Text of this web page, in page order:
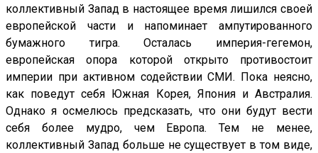
коллективный Запад в настоящее время лишился своей
европейской части и напоминает ампутированного
бумажного тигра. Осталась империя-гегемон,
европейская опора которой открыто противостоит
империи при активном содействии СМИ. Пока неясно,
как поведут себя Южная Корея, Япония и Австралия.
Однако я осмелюсь предсказать, что они будут вести
себя более мудро, чем Европа. Тем не менее,
коллективный Запад больше не существует в том виде,